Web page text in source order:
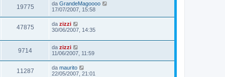
19775 da GrandeMagoooo
17/07/2007, 15:58
47875 da zizzi
30/06/2007, 14:35
9714 da zizzi
11/06/2007, 11:59
11287 da maurito
22/05/2007, 21:01